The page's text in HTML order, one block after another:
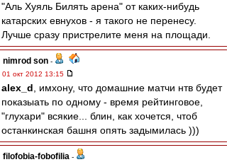
"Аль Хуяль Билять арена" от каких-нибудь
катарских евнухов - я такого не перенесу.
Лучше сразу пристрелите меня на площади.
nimrod son -
01 окт 2012 13:15
alex_d , имхону, что домашние матчи нтв будет
показыать по одному - время рейтинговое,
"глухари" всякие... блин, как хочется, чтоб
останкинская башня опять задымилась )))
filofobia-fobofilia -